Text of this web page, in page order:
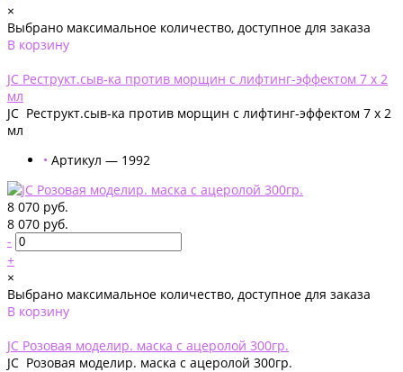
×
Выбрано максимальное количество, доступное для заказа
В корзину
JC Реструкт.сыв-ка против морщин с лифтинг-эффектом 7 х 2
мл
JC Реструкт.сыв-ка против морщин с лифтинг-эффектом 7 х 2
мл
• Артикул — 1992
8 070 руб.
8 070 руб.
-
+
×
Выбрано максимальное количество, доступное для заказа
В корзину
JС Розовая моделир. маска с ацеролой 300гр.
JС Розовая моделир. маска с ацеролой 300гр.